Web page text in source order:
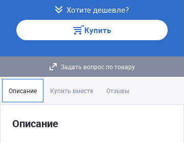
Хотите дешевле?
Купить
Задать вопрос по товару
Описание Купить вместе Отзывы
Описание